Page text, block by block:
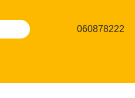
060878222